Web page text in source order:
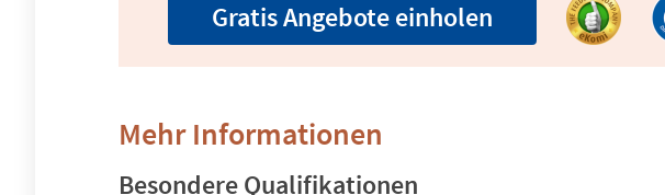
Gratis Angebote einholen
Mehr Informationen
Besondere Qualifikationen